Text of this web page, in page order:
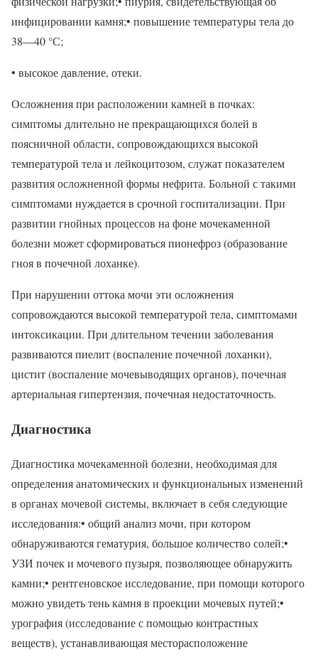
инфицировании камня;• повышение температуры тела до
38—40 °С;
• высокое давление, отеки.
Осложнения при расположении камней в почках:
симптомы длительно не прекращающихся болей в
поясничной области, сопровождающихся высокой
температурой тела и лейкоцитозом, служат показателем
развития осложненной формы нефрита. Больной с такими
симптомами нуждается в срочной госпитализации. При
развитии гнойных процессов на фоне мочекаменной
болезни может сформироваться пионефроз (образование
гноя в почечной лоханке).
При нарушении оттока мочи эти осложнения
сопровождаются высокой температурой тела, симптомами
интоксикации. При длительном течении заболевания
развиваются пиелит (воспаление почечной лоханки),
цистит (воспаление мочевыводящих органов), почечная
артериальная гипертензия, почечная недостаточность.
Диагностика
Диагностика мочекаменной болезни, необходимая для
определения анатомических и функциональных изменений
в органах мочевой системы, включает в себя следующие
исследования:• общий анализ мочи, при котором
обнаруживаются гематурия, большое количество солей;•
УЗИ почек и мочевого пузыря, позволяющее обнаружить
камни;• рентгеновское исследование, при помощи которого
можно увидеть тень камня в проекции мочевых путей;•
урография (исследование с помощью контрастных
веществ), устанавливающая месторасположение